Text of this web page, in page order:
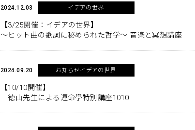
2024.12.03 イデアの世界
【3/25開催：イデアの世界】
～ヒット曲の歌詞に秘められた哲学～ 音楽と冥想講座
2024.09.20 お知らせイデアの世界
【10/10開催】
徳山先生による運命學特別講座1010